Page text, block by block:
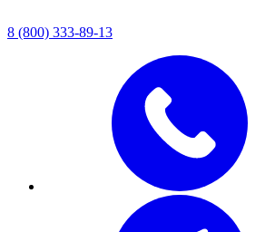
8 (800) 333-89-13